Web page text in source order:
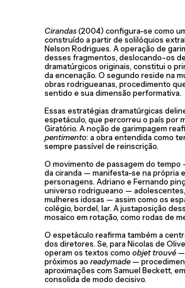
Cirandas(2004) configura-se como
construído a partir de solilóquios
Nelson Rodrigues. A operação de
desses fragmentos, deslocando-os
dramatúrgicos originais, constitui o
da encenação. O segundo reside na
obras rodrigueanas, procedimento
sentido e sua dimensão performativa.
Essas estratégias dramatúrgicas
espetáculo, que percorreu o país por
Giratório. A noção de garimpagem
pentimento: a obra entendida como
sempre passível de reinscrição.
O movimento de passagem do
da ciranda — manifesta-se na própria
personagens. Adriano e Fernando
universo rodrigueano —
mulheres idosas — assim como os
colégio, bordel, lar. A justaposição
mosaico em rotação, como rodas de
O espetáculo reafirma também a
dos diretores. Se, para Nicolas de
operam os textos como objet trouvé —
próximos ao readymade —
aproximações com Samuel Beckett, em
consolida de modo decisivo.